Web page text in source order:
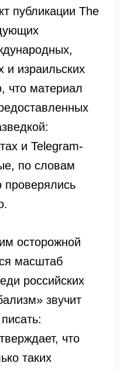
публикации The
и израильских
что материал
и Telegram-
по словам
проверялись
осторожной
масштаб
российских
звучит
что
таких